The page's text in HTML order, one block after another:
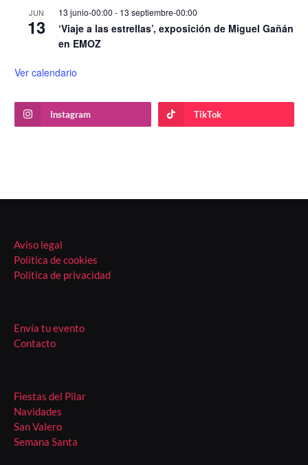
JUN
13
13 junio-00:00 - 13 septiembre-00:00
‘Viaje a las estrellas’, exposición de Miguel Gañán
en EMOZ
Ver calendario
Instagram TikTok
Aviso legal
Política de cookies
Política de privacidad
Envía tu evento
Contacto
Fiestas del Pilar
Navidades
San Valero
Semana Santa